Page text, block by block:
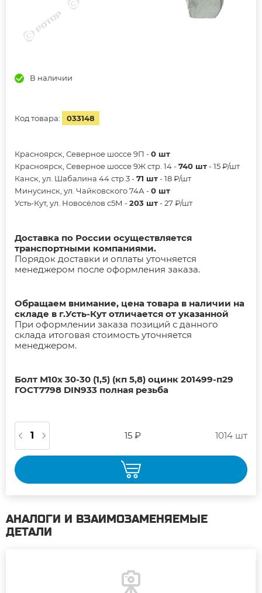
В наличии
Код товара: 033148
Красноярск, Северное шоссе 9П -0 шт
Красноярск, Северное шоссе 9Ж стр. 14 -740 шт- 15 ₽/шт
Канск, ул. Шабалина 44 стр.3 -71 шт- 18 ₽/шт
Минусинск, ул. Чайковского 74А -0 шт
Усть-Кут, ул. Новосёлов с5М -203 шт- 27 ₽/шт
Доставка по России осуществляется
транспортными компаниями.
Порядок доставки и оплаты уточняется
менеджером после оформления заказа.
Обращаем внимание, цена товара в наличии на
складе в г.Усть-Кут отличается от указанной
При оформлении заказа позиций с данного
склада итоговая стоимость уточняется
менеджером.
Болт М10х 30-30 (1,5) (кп 5,8) оцинк 201499-п29
ГОСТ7798 DIN933 полная резьба
15 ₽ 1014 шт
АНАЛОГИ И ВЗАИМОЗАМЕНЯЕМЫЕ
ДЕТАЛИ